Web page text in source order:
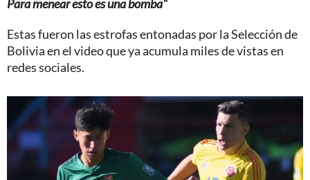
Para menear esto es una bomba"
Estas fueron las estrofas entonadas por la Selección de
Bolivia en el video que ya acumula miles de vistas en
redes sociales.